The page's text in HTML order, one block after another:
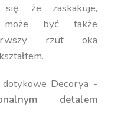
się, że zaskakuje,
być także
rzut oka
dotykowe Decorya -
detalem